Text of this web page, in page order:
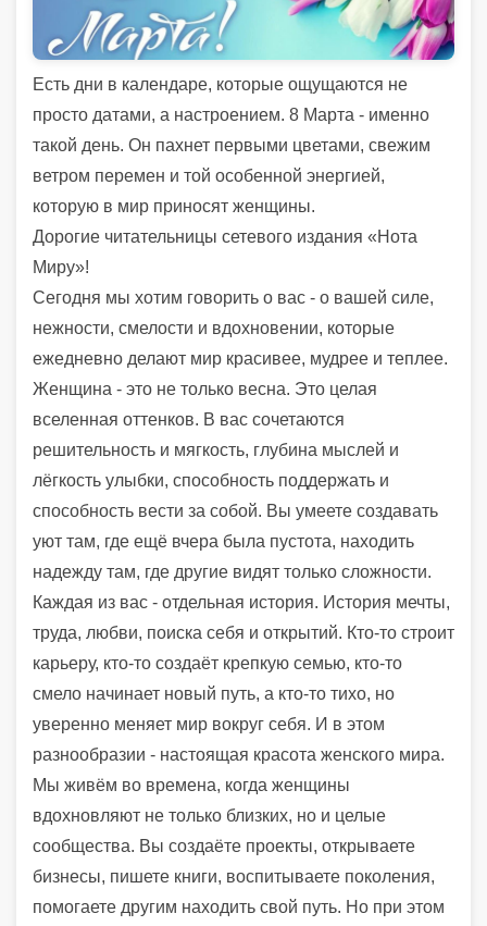
Есть дни в календаре, которые ощущаются не
просто датами, а настроением. 8 Марта - именно
такой день. Он пахнет первыми цветами, свежим
ветром перемен и той особенной энергией,
которую в мир приносят женщины.
Дорогие читательницы сетевого издания «Нота
Миру»!
Сегодня мы хотим говорить о вас - о вашей силе,
нежности, смелости и вдохновении, которые
ежедневно делают мир красивее, мудрее и теплее.
Женщина - это не только весна. Это целая
вселенная оттенков. В вас сочетаются
решительность и мягкость, глубина мыслей и
лёгкость улыбки, способность поддержать и
способность вести за собой. Вы умеете создавать
уют там, где ещё вчера была пустота, находить
надежду там, где другие видят только сложности.
Каждая из вас - отдельная история. История мечты,
труда, любви, поиска себя и открытий. Кто-то строит
карьеру, кто-то создаёт крепкую семью, кто-то
смело начинает новый путь, а кто-то тихо, но
уверенно меняет мир вокруг себя. И в этом
разнообразии - настоящая красота женского мира.
Мы живём во времена, когда женщины
вдохновляют не только близких, но и целые
сообщества. Вы создаёте проекты, открываете
бизнесы, пишете книги, воспитываете поколения,
помогаете другим находить свой путь. Но при этом